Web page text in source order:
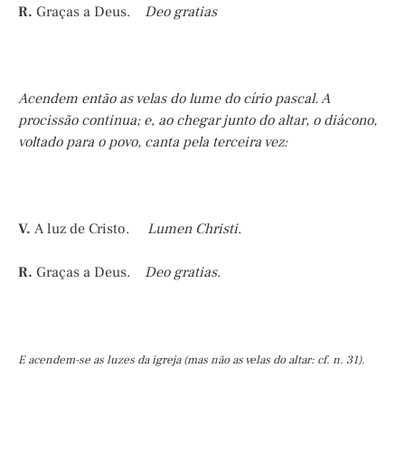
R. Graças a Deus. Deo gratias
Acendem então as velas do lume do círio pascal. A
procissão continua; e, ao chegar junto do altar, o diácono,
voltado para o povo, canta pela terceira vez:
V. A luz de Cristo. Lumen Christi.
R. Graças a Deus. Deo gratias.
E acendem-se as luzes da igreja (mas não as velas do altar: cf. n. 31).